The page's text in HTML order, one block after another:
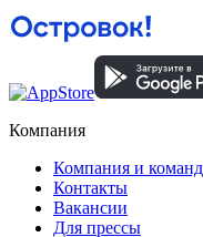
Компания
Компания и
Контакты
Вакансии
Для прессы